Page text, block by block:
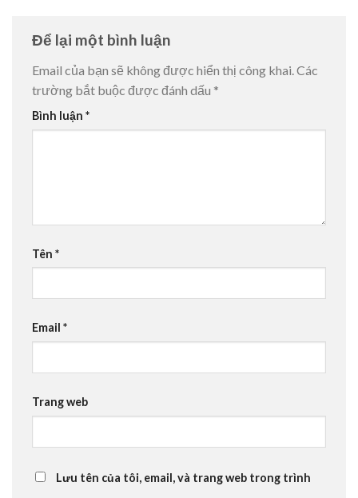
Để lại một bình luận
Email của bạn sẽ không được hiển thị công khai.Các
trường bắt buộc được đánh dấu *
Bình luận *
Tên *
Email *
Trang web
Lưu tên của tôi, email, và trang web trong trình